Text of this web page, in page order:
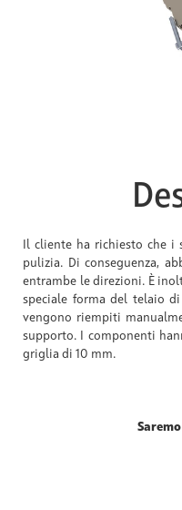
Il cliente ha richiesto che
pulizia. Di conseguenza,
entrambe le direzioni. È
speciale forma del telaio
vengono riempiti
supporto. I componenti
griglia di 10 mm.